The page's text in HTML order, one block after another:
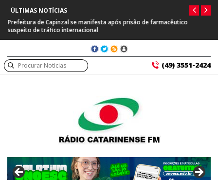
ÚLTIMAS NOTÍCIAS
Prefeitura de Capinzal se manifesta após prisão de farmacêutico
suspeito de tráfico internacional
(49) 3551-2424